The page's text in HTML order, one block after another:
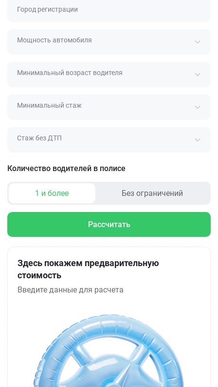
Город регистрации
Мощность автомобиля
Минимальный возраст водителя
Минимальный стаж
Стаж без ДТП
Количество водителей в полисе
1 и более Без ограничений
Рассчитать
Здесь покажем предварительную
стоимость
Введите данные для расчета